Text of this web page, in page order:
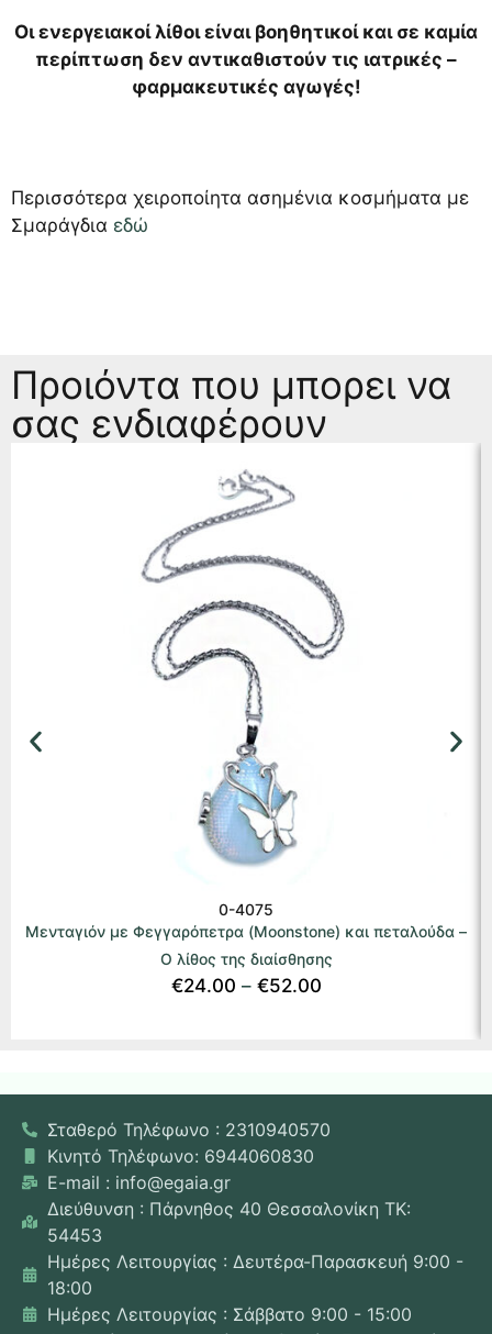
Οι ενεργειακοί λίθοι είναι βοηθητικοί και σε καμία
περίπτωση δεν αντικαθιστούν τις ιατρικές –
φαρμακευτικές αγωγές!
Περισσότερα χειροποίητα ασημένια κοσμήματα με
Σμαράγδια εδώ
Προιόντα που μπορει να
σας ενδιαφέρουν
0-4075
Μενταγιόν με Φεγγαρόπετρα (Moonstone) και πεταλούδα –
Ο λίθος της διαίσθησης
€24.00 – €52.00
Σταθερό Τηλέφωνο : 2310940570
Κινητό Τηλέφωνο: 6944060830
E-mail : info@egaia.gr
Διεύθυνση : Πάρνηθος 40 Θεσσαλονίκη ΤΚ:
54453
Ημέρες Λειτουργίας : Δευτέρα-Παρασκευή 9:00 -
18:00
Ημέρες Λειτουργίας : Σάββατο 9:00 - 15:00